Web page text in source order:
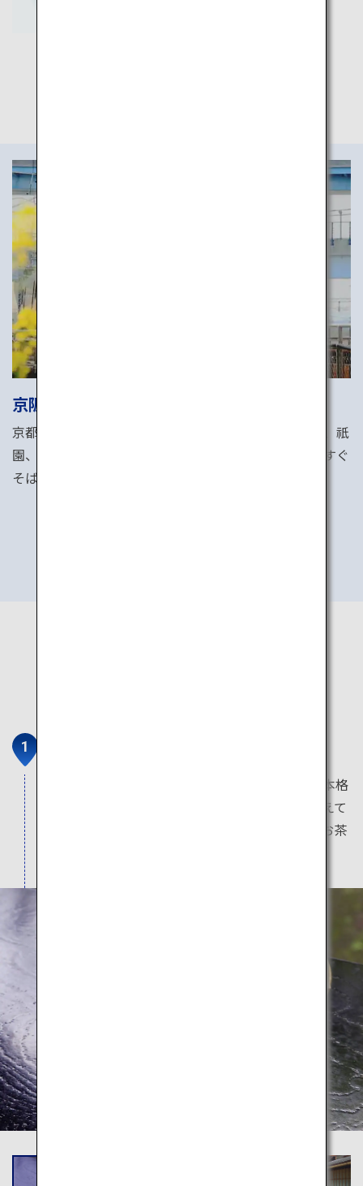
京阪電気鉄道
京都・大阪を結ぶ京阪電気鉄道は、伏見稲荷や清水寺、祇
園、宇治をはじめとする、多くの有名な観光地が駅のすぐ
そばにあり、観光に便利な乗車券も多数揃えています。
宇治茶の振興と茶道の普及を目的に建てられた本格
的な茶室で、本場の宇治茶に季節のお菓子を添えて
お点前をしています。初めての方でもお気軽にお茶